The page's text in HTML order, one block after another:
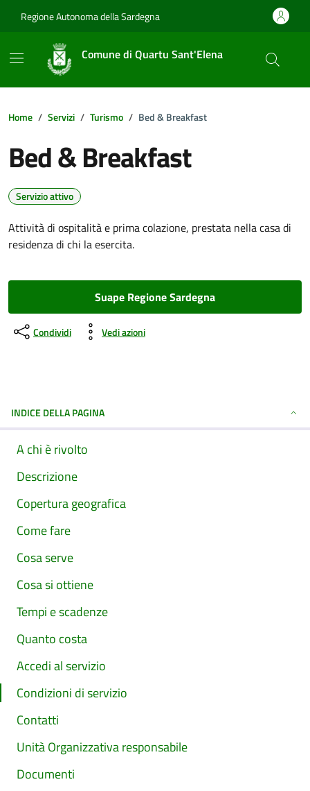
Regione Autonoma della Sardegna
Comune di Quartu Sant'Elena
Home Servizi Turismo Bed & Breakfast
Bed & Breakfast
Servizio attivo
Attività di ospitalità e prima colazione, prestata nella casa di
residenza di chi la esercita.
Suape Regione Sardegna
Condividi Vedi azioni
INDICE DELLA PAGINA
A chi è rivolto
Descrizione
Copertura geografica
Come fare
Cosa serve
Cosa si ottiene
Tempi e scadenze
Quanto costa
Accedi al servizio
Condizioni di servizio
Contatti
Unità Organizzativa responsabile
Documenti